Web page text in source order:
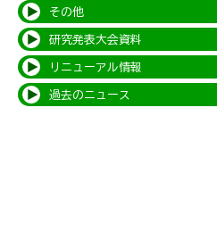
その他
研究発表大会資料
リニューアル情報
過去のニュース